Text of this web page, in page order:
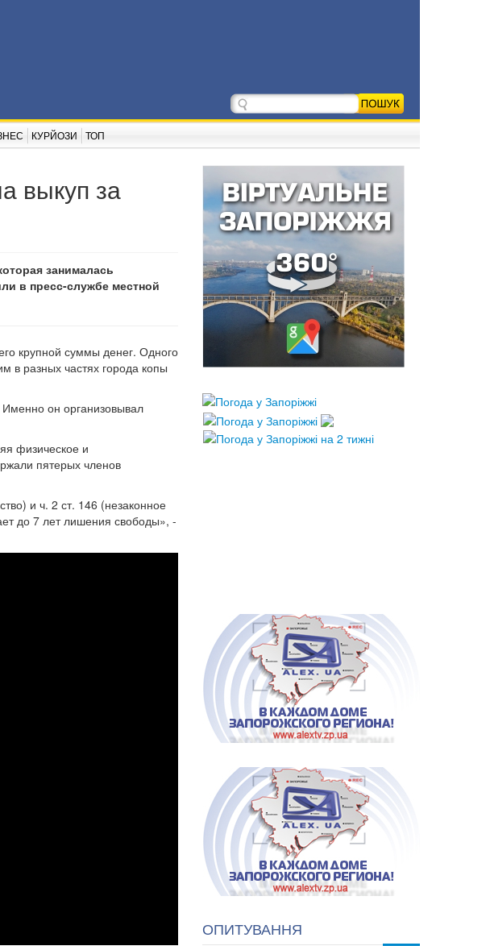
КУРЙОЗИ ТОП
выкуп за
занималась
в пресс-службе местной
крупной суммы денег. Одного
в разных частях города копы
Именно он организовывал
физическое и
пятерых членов
и ч. 2 ст. 146 (незаконное
до 7 лет лишения свободы», -
ОПИТУВАННЯ